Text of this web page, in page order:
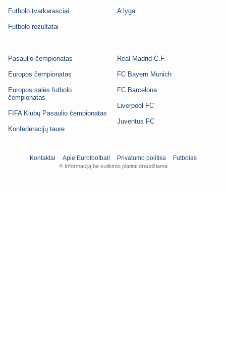
Futbolo tvarkarasciai
Futbolo rezultatai
A lyga
Pasaulio čempionatas
Europos čempionatas
Europos salės futbolo
čempionatas
FIFA Klubų Pasaulio čempionatas
Konfederacijų taurė
Real Madrid C.F.
FC Bayern Munich
FC Barcelona
Liverpool FC
Juventus FC
Kontaktai Apie Eurofootball Privatumo politika Futbolas
© Informaciją be sutikimo platinti draudžiama